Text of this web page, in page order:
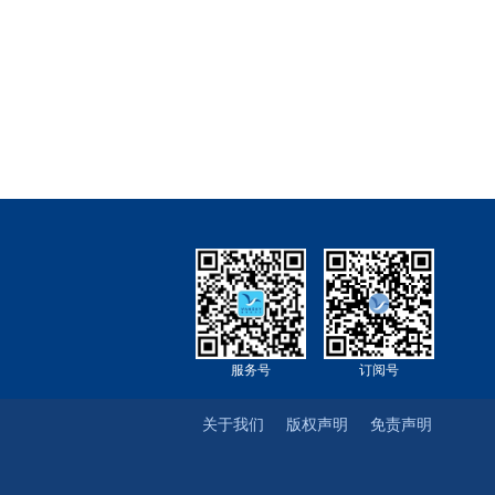
订阅号
服务号
免责声明
版权声明
关于我们